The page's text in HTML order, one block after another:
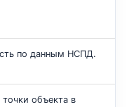
по данным НСПД.
объекта в